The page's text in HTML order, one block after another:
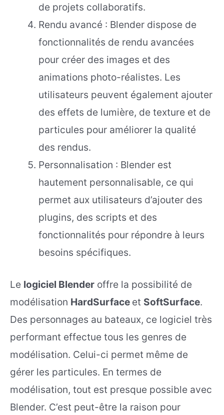
de projets collaboratifs.
Rendu avancé : Blender dispose de
fonctionnalités de rendu avancées
pour créer des images et des
animations photo-réalistes. Les
utilisateurs peuvent également ajouter
des effets de lumière, de texture et de
particules pour améliorer la qualité
des rendus.
Personnalisation : Blender est
hautement personnalisable, ce qui
permet aux utilisateurs d’ajouter des
plugins, des scripts et des
fonctionnalités pour répondre à leurs
besoins spécifiques.
Le logiciel Blender offre la possibilité de
modélisation HardSurface et SoftSurface.
Des personnages au bateaux, ce logiciel très
performant effectue tous les genres de
modélisation. Celui-ci permet même de
gérer les particules. En termes de
modélisation, tout est presque possible avec
Blender. C’est peut-être la raison pour